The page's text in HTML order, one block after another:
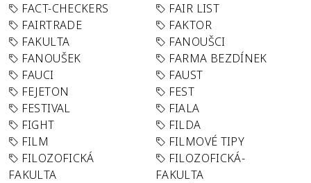
FACT-CHECKERS
FAIR LIST
FAIRTRADE
FAKTOR
FAKULTA
FANOUŠCI
FANOUŠEK
FARMA BEZDÍNEK
FAUCI
FAUST
FEJETON
FEST
FESTIVAL
FIALA
FIGHT
FILDA
FILM
FILMOVÉ TIPY
FILOZOFICKÁ
FAKULTA
FILOZOFICKÁ-
FAKULTA